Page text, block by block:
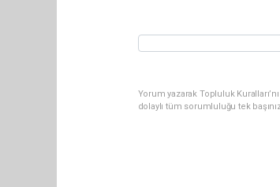
Yorum yazarak Topluluk
dolaylı tüm sorumluluğu tek